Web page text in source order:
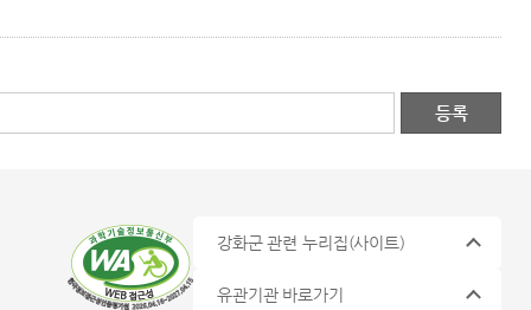
강화군 관련 누리집(사이트)
유관기관 바로가기